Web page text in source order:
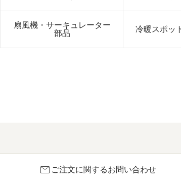
扇風機・サーキュレーター
部品
冷暖スポッ
mail ご注文に関するお問い合わせ